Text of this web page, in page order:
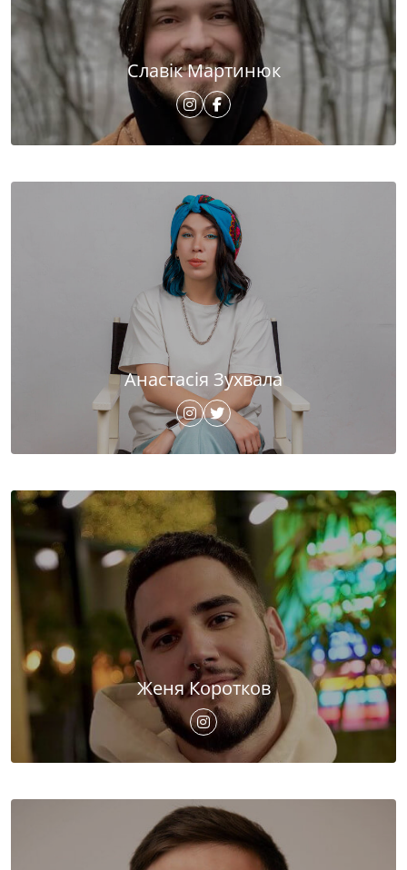
Славік Мартинюк
Анастасія Зухвала
Женя Коротков